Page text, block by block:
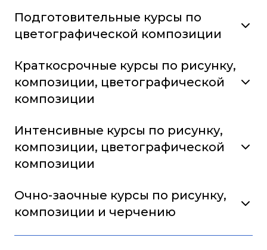
Подготовительные курсы по
цветографической композиции
Краткосрочные курсы по рисунку,
композиции, цветографической
композиции
Интенсивные курсы по рисунку,
композиции, цветографической
композиции
Очно-заочные курсы по рисунку,
композиции и черчению